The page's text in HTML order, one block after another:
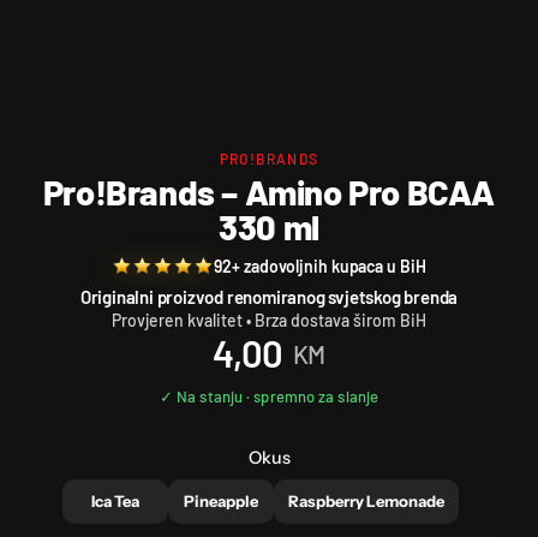
PRO!BRANDS
Pro!Brands – Amino Pro BCAA
330 ml
92+ zadovoljnih kupaca u BiH
Originalni proizvod renomiranog svjetskog brenda
Provjeren kvalitet • Brza dostava širom BiH
4,00 KM
Okus
Ica Tea Pineapple Raspberry Lemonade